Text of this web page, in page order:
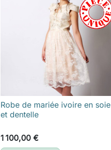
 Aperçu rapide
Robe de mariée ivoire en soie
et dentelle
1 100,00 €